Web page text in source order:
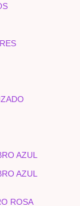
AZUL
AZUL
ROSA